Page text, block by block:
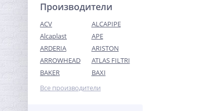
Ниппель редукция 3/4" x
1/2" (НР) никель UNI-FITT
147,20
Производители
ACV
ALCAPIPE
Alcaplast
APE
ARDERIA
ARISTON
ARROWHEAD
ATLAS FILTRI
BAKER
BAXI
Все производители